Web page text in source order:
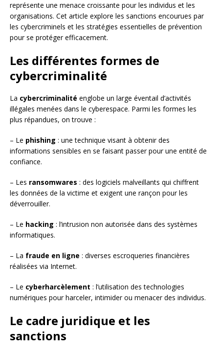
représente une menace croissante pour les individus et les
organisations. Cet article explore les sanctions encourues par
les cybercriminels et les stratégies essentielles de prévention
pour se protéger efficacement.
Les différentes formes de
cybercriminalité
La cybercriminalité englobe un large éventail d’activités
illégales menées dans le cyberespace. Parmi les formes les
plus répandues, on trouve :
– Le phishing : une technique visant à obtenir des
informations sensibles en se faisant passer pour une entité de
confiance.
– Les ransomwares : des logiciels malveillants qui chiffrent
les données de la victime et exigent une rançon pour les
déverrouiller.
– Le hacking : l’intrusion non autorisée dans des systèmes
informatiques.
– La fraude en ligne : diverses escroqueries financières
réalisées via Internet.
– Le cyberharcèlement : l’utilisation des technologies
numériques pour harceler, intimider ou menacer des individus.
Le cadre juridique et les
sanctions